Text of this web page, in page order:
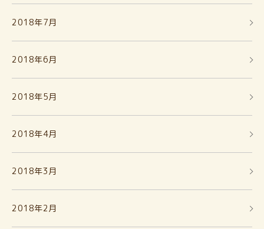
2018年7月
2018年6月
2018年5月
2018年4月
2018年3月
2018年2月